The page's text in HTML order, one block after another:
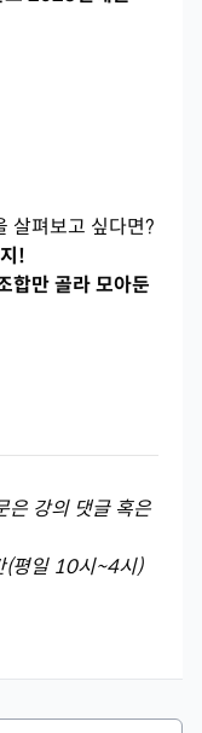
살펴보고 싶다면?
!
합만 골라 모아둔
은 강의 댓글 혹은
(평일 10시~4시)